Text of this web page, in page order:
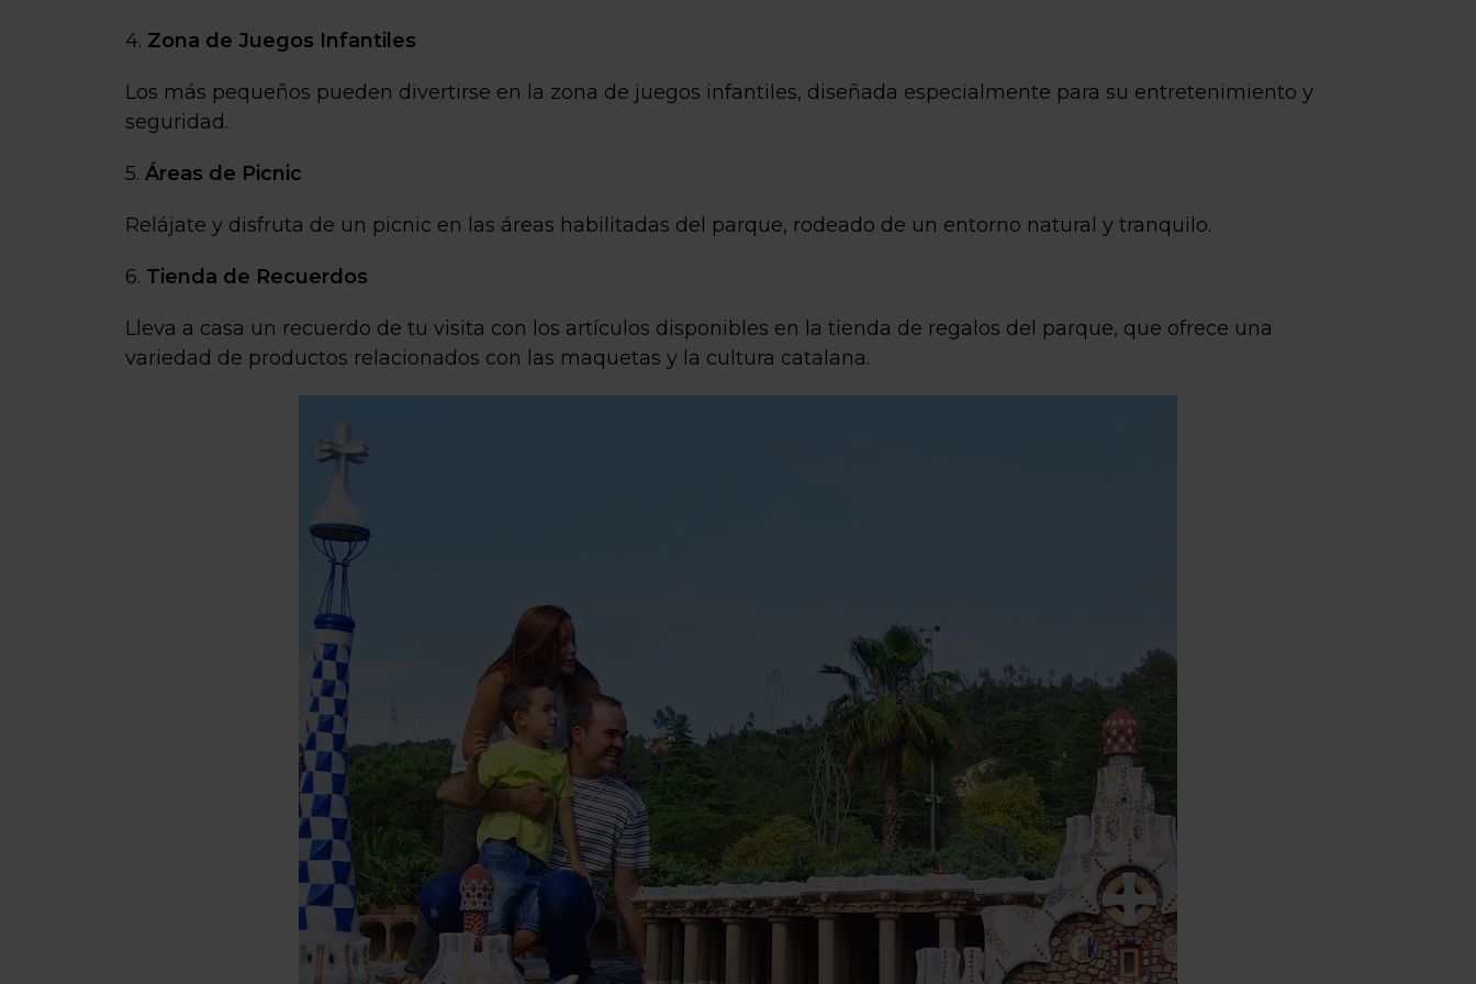
4. Zona de Juegos Infantiles
Los más pequeños pueden divertirse en la zona de juegos infantiles, diseñada especialmente para su entretenimiento y
seguridad.
5. Áreas de Picnic
Relájate y disfruta de un picnic en las áreas habilitadas del parque, rodeado de un entorno natural y tranquilo.
6. Tienda de Recuerdos
Lleva a casa un recuerdo de tu visita con los artículos disponibles en la tienda de regalos del parque, que ofrece una
variedad de productos relacionados con las maquetas y la cultura catalana.